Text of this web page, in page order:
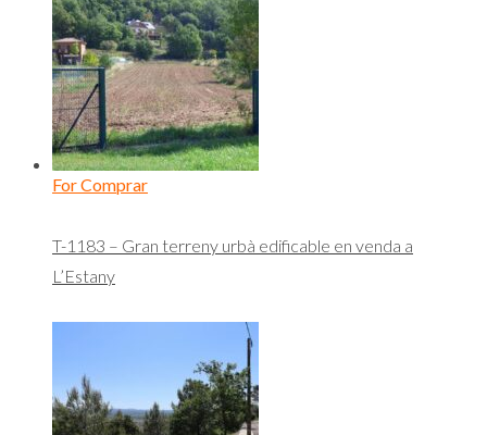
For Comprar
T-1183 – Gran terreny urbà edificable en venda a
L’Estany